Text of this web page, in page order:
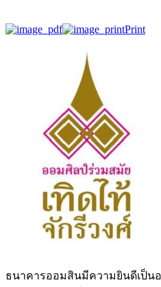
Print
ธนาคารออมสินมีความยินดีเป็น